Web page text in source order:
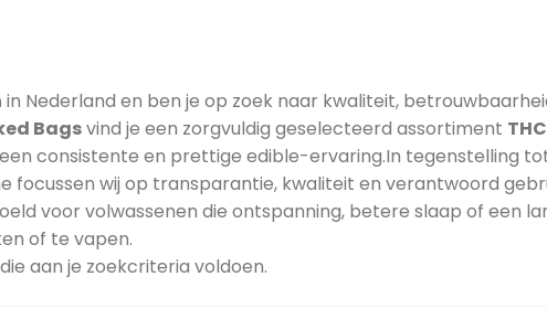
in Nederland en ben je op zoek naar kwaliteit,
Bagsvind je een zorgvuldig geselecteerd assortiment THC
consistente en prettige edible-ervaring.In tegenstelling
focussen wij op transparantie, kwaliteit en verantwoord
voor volwassenen die ontspanning, betere slaap of een
of te vapen.
aan je zoekcriteria voldoen.